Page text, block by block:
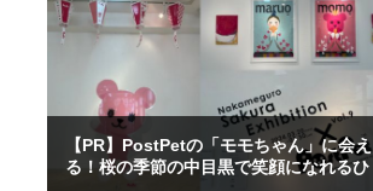
【PR】PostPetの「モモちゃん」に会え
る！桜の季節の中目黒で笑顔になれるひ